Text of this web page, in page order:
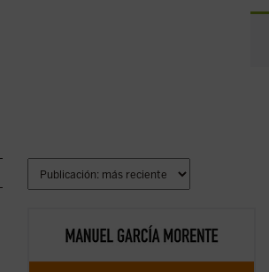
Los lectores y estudiosos de estas
los llevará a entender el porqué y el